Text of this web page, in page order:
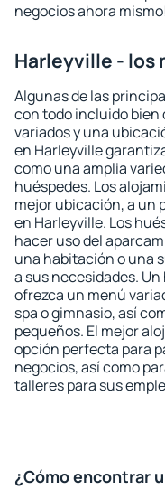
negocios ahora mismo!
Harleyville - los
Algunas de las
con todo incluido bien
variados y una
en Harleyville
como una amplia
huéspedes. Los
mejor ubicación, a un
en Harleyville. Los
hacer uso del
una habitación o una
a sus necesidades.
ofrezca un menú
spa o gimnasio, así
pequeños. El mejor
opción perfecta para
negocios, así como
talleres para sus
¿Cómo encontrar